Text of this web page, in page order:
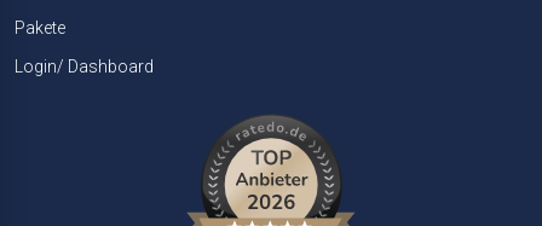
Pakete
Login/ Dashboard